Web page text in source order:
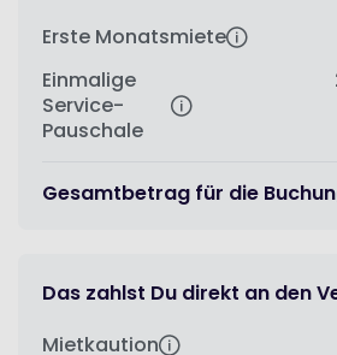
Erste Monatsmiete
Einmalige
Service-
Pauschale
Gesamtbetrag für die
Das zahlst Du direkt an den
Mietkaution